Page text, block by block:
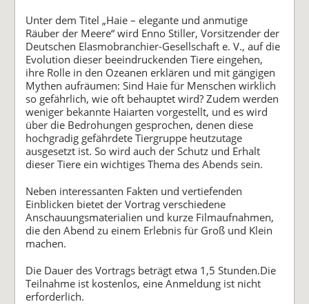
Unter dem Titel „Haie – elegante und anmutige
Räuber der Meere“ wird Enno Stiller, Vorsitzender der
Deutschen Elasmobranchier-Gesellschaft e. V.,auf die
Evolution dieser beeindruckenden Tiere eingehen,
ihre Rolle in den Ozeanen erklären und mit gängigen
Mythen aufräumen: Sind Haie für Menschen wirklich
so gefährlich, wie oft behauptet wird? Zudem werden
weniger bekannte Haiarten vorgestellt, und es wird
über die Bedrohungen gesprochen, denen diese
hochgradig gefährdete Tiergruppe heutzutage
ausgesetzt ist. So wird auch der Schutz und Erhalt
dieser Tiere ein wichtiges Thema des Abends sein.
Neben interessanten Fakten und vertiefenden
Einblicken bietet der Vortrag verschiedene
Anschauungsmaterialien und kurze Filmaufnahmen,
die den Abend zu einem Erlebnis für Groß und Klein
machen.
Die Dauer des Vortrags beträgt etwa 1,5 Stunden.Die
Teilnahme ist kostenlos, eine Anmeldung ist nicht
erforderlich.